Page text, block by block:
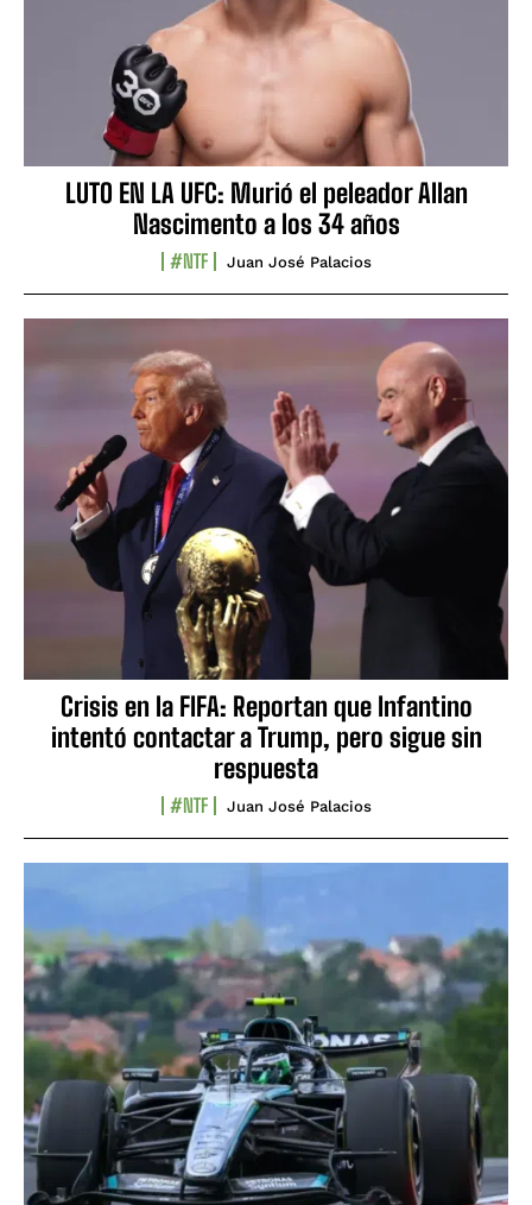
LUTO EN LA UFC: Murió el peleador Allan
Nascimento a los 34 años
#NTF Juan José Palacios
Crisis en la FIFA: Reportan que Infantino
intentó contactar a Trump, pero sigue sin
respuesta
#NTF Juan José Palacios